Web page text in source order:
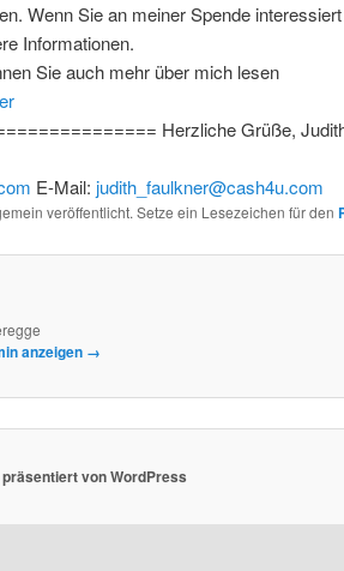
Wenn Sie an meiner Spende
Informationen.
Sie auch mehr über mich lesen
Herzliche Grüße,
E-Mail: judith_faulkner@cash4u.com
veröffentlicht. Setze ein Lesezeichen für den
anzeigen →
von WordPress